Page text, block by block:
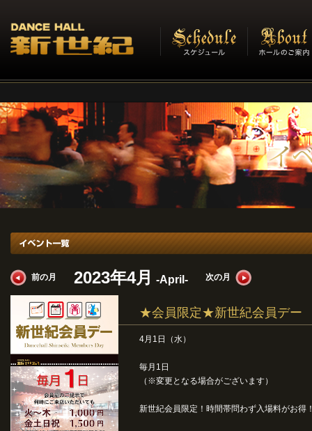
前の月 2023年4月 -April- 次の月
★会員限定★新世紀会員デー
4月1日（水）
毎月1日
（※変更となる場合がございます）
新世紀会員限定！時間帯問わず入場料がお得